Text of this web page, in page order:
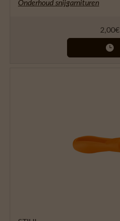
Onderhoud snijgarnituren
2,00€